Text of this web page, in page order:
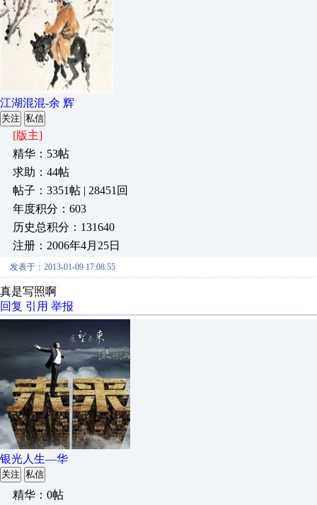
江湖混混-余 辉
关注 私信
[版主]
精华：53帖
求助：44帖
帖子：3351帖 | 28451回
年度积分：603
历史总积分：131640
注册：2006年4月25日
发表于：2013-01-09 17:08:55
真是写照啊
回复 引用 举报
银光人生—华
关注 私信
精华：0帖